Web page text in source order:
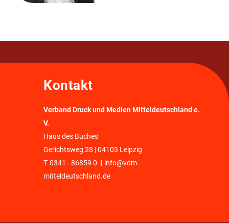
Kontakt
Verband Druck und Medien Mitteldeutschland e.
V.
Haus des Buches
Gerichtsweg 28 | 04103 Leipzig
T 0341 - 86859 0 | info@vdm-
mitteldeutschland.de